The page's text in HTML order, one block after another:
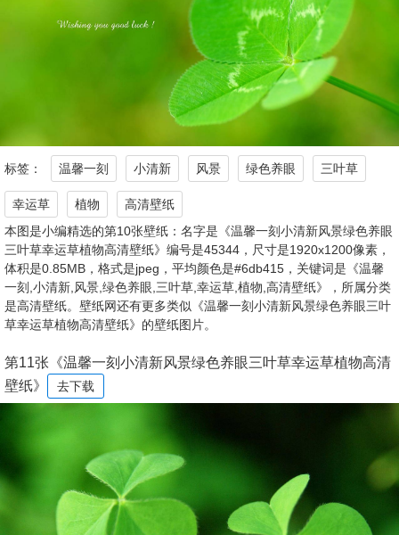
标签： 温馨一刻 小清新 风景 绿色养眼 三叶草
幸运草 植物
高清壁纸
本图是小编精选的第10张壁纸：名字是《温馨一刻小清新风景绿色养眼
三叶草幸运草植物高清壁纸》编号是45344，尺寸是1920x1200像素，
体积是0.85MB，格式是jpeg，平均颜色是#6db415，关键词是《温馨
一刻,小清新,风景,绿色养眼,三叶草,幸运草,植物,高清壁纸》，所属分类
是高清壁纸。壁纸网还有更多类似《温馨一刻小清新风景绿色养眼三叶
草幸运草植物高清壁纸》的壁纸图片。
第11张《温馨一刻小清新风景绿色养眼三叶草幸运草植物高清
壁纸》
去下载